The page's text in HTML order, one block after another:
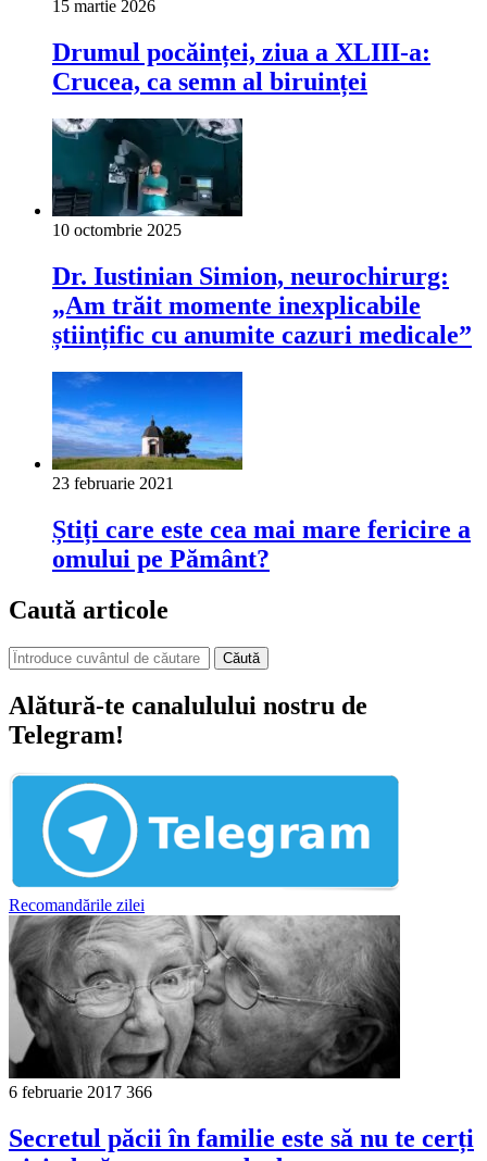
15 martie 2026
Drumul pocăinței, ziua a XLIII-a:
Crucea, ca semn al biruinței
10 octombrie 2025
Dr. Iustinian Simion, neurochirurg:
„Am trăit momente inexplicabile
științific cu anumite cazuri medicale”
23 februarie 2021
Știți care este cea mai mare fericire a
omului pe Pământ?
Caută articole
Căută
Alătură-te canalulului nostru de
Telegram!
Recomandările zilei
6 februarie 2017 366
Secretul păcii în familie este să nu te cerți